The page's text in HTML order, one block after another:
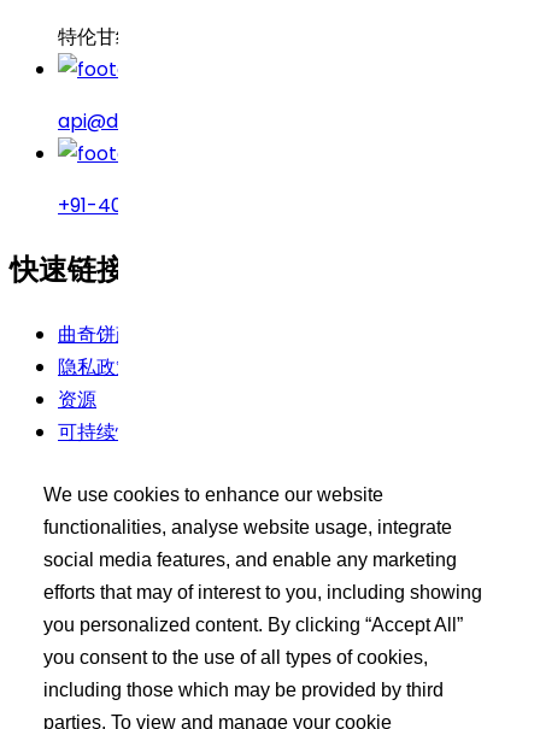
We use cookies to enhance our website
functionalities, analyse website usage, integrate
social media features, and enable any marketing
efforts that may of interest to you, including showing
you personalized content. By clicking “Accept All”
you consent to the use of all types of cookies,
including those which may be provided by third
parties. To view and manage your cookie
特伦甘纳邦，印度
api@drreddys.com
+91-40-49002222
快速链接
曲奇饼政策
隐私政策
资源
可持续性
买家工具包
登录
搜索 API 产品
发布您的需求